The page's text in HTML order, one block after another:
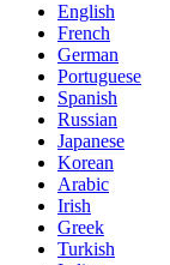
English
French
German
Portuguese
Spanish
Russian
Japanese
Korean
Arabic
Irish
Greek
Turkish